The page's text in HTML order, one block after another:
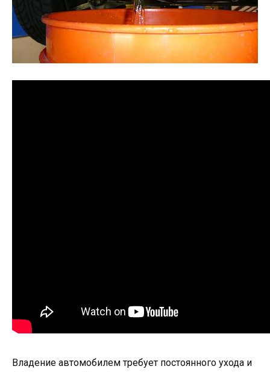
Владение автомобилем требует постоянного ухода и